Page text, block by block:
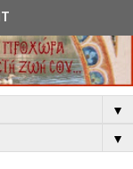
▼
▼